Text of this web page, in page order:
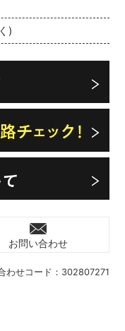
わせコード： 302807271
)
お問い合わせ